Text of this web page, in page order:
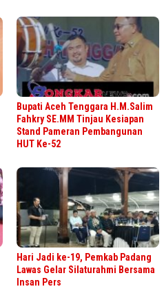
Bupati Aceh Tenggara H.M.Salim
Fahkry SE.MM Tinjau Kesiapan
Stand Pameran Pembangunan
HUT Ke-52
Hari Jadi ke-19, Pemkab Padang
Lawas Gelar Silaturahmi Bersama
Insan Pers